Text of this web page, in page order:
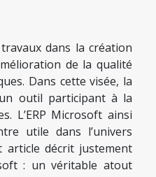
dans la création
de la qualité
Dans cette visée, la
outil participant à la
L’ERP Microsoft ainsi
utile dans l’univers
article décrit justement
: un véritable atout